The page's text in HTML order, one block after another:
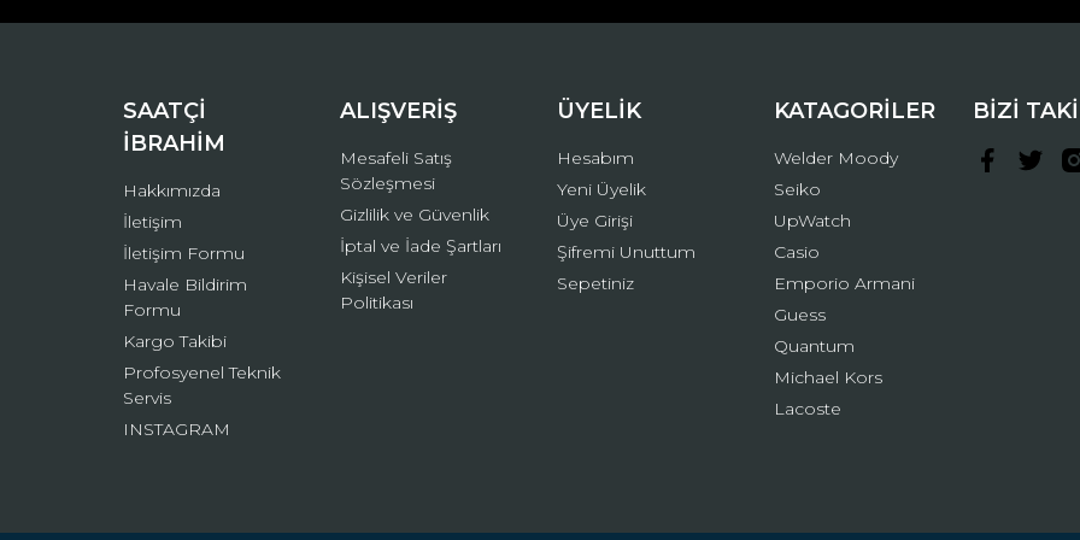
Bu ürüne benzer farklı alternatifler olmalı.
Gönder
SAATÇİ
İBRAHİM
Hakkımızda
İletişim
İletişim Formu
Havale Bildirim
Formu
Kargo Takibi
Profosyenel Teknik
Servis
INSTAGRAM
ALIŞVERİŞ
Mesafeli Satış
Sözleşmesi
Gizlilik ve Güvenlik
İptal ve İade Şartları
Kişisel Veriler
Politikası
ÜYELİK
Hesabım
Yeni Üyelik
Üye Girişi
Şifremi Unuttum
Sepetiniz
KATAGORİLER
Welder Moody
Seiko
UpWatch
Casio
Emporio Armani
Guess
Quantum
Michael Kors
Lacoste
BİZİ